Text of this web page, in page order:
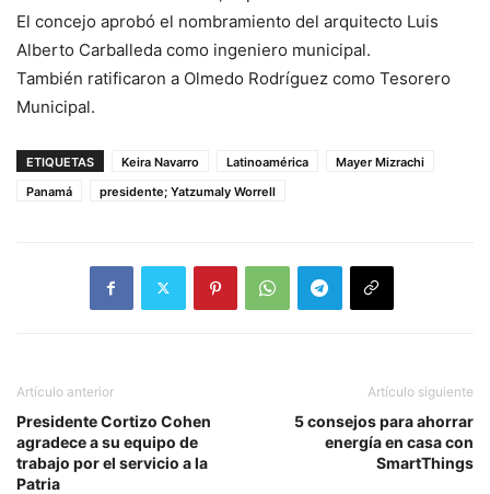
El concejo aprobó el nombramiento del arquitecto Luis
Alberto Carballeda como ingeniero municipal.
También ratificaron a Olmedo Rodríguez como Tesorero
Municipal.
ETIQUETAS Keira Navarro Latinoamérica
Mayer Mizrachi
Panamá
presidente; Yatzumaly Worrell
Artículo anterior
Presidente Cortizo Cohen
agradece a su equipo de
trabajo por el servicio a la
Patria
Artículo siguiente
5 consejos para ahorrar
energía en casa con
SmartThings